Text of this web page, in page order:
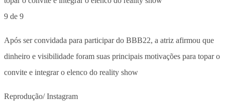
9 de 9
Após ser convidada para participar do BBB22, a atriz afirmou que
dinheiro e visibilidade foram suas principais motivações para topar o
convite e integrar o elenco do reality show
Reprodução/ Instagram